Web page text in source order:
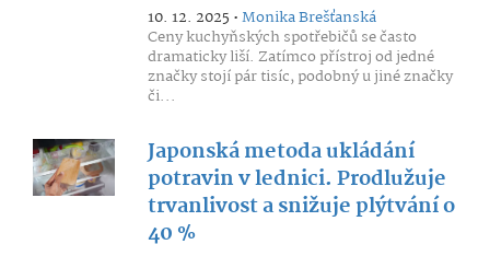
10. 12. 2025 •Monika Brešťanská
Ceny kuchyňských spotřebičů se často
dramaticky liší. Zatímco přístroj od jedné
značky stojí pár tisíc, podobný u jiné značky
či...
Japonská metoda ukládání
potravin v lednici. Prodlužuje
trvanlivost a snižuje plýtvání o
40 %